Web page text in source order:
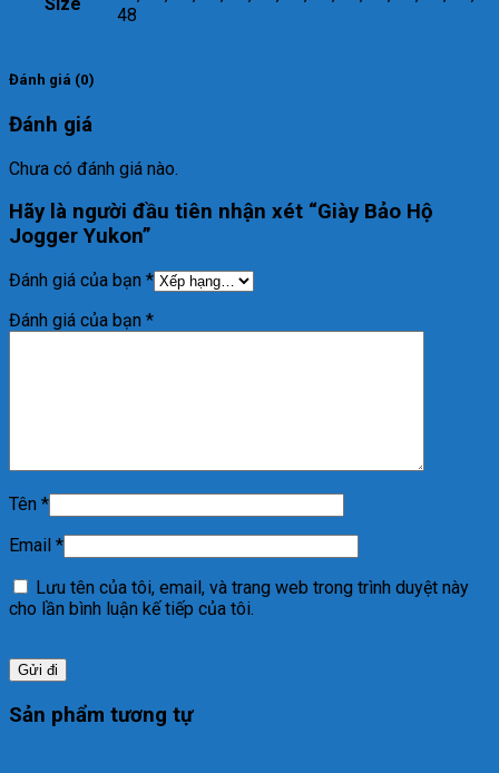
48
Đánh giá (0)
Đánh giá
Chưa có đánh giá nào.
Hãy là người đầu tiên nhận xét “Giày Bảo Hộ
Jogger Yukon”
Đánh giá của bạn *
Đánh giá của bạn *
Tên *
Email *
Lưu tên của tôi, email, và trang web trong trình duyệt này
cho lần bình luận kế tiếp của tôi.
Sản phẩm tương tự